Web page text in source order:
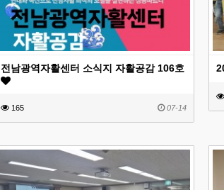
전남광역자활센터 소식지 자활공감 106호
165 07-14